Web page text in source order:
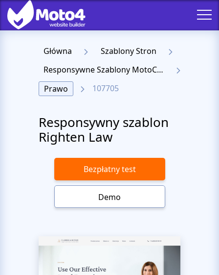
Główna
Szablony Stron
Responsywne Szablony MotoCMS 3
Prawo
107705
Responsywny szablon
Righten Law
Bezpłatny test
Demo